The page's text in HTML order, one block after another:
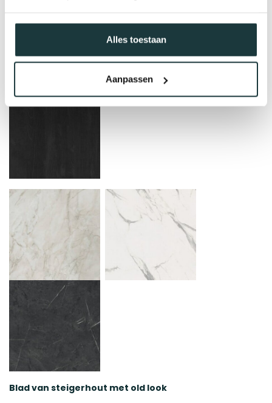
Alles toestaan
Aanpassen
Blad van steigerhout met old look